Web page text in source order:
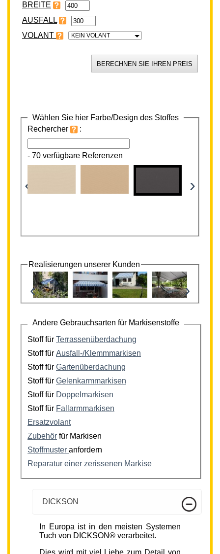
BREITE
VOLANT KEIN VOLANT
Wählen Sie hier Farbe/Design des Stoffes
Rechercher
:
- 70 verfügbare Referenzen
‹ ›
Realisierungen unserer Kunden
‹ ›
Andere Gebrauchsarten für Markisenstoffe
Stoff für Terrassenüberdachung
Stoff für Ausfall-/Klemmmarkisen
Stoff für Gartenüberdachung
Stoff für Gelenkarmmarkisen
Stoff für Doppelmarkisen
Stoff für Fallarmmarkisen
Ersatzvolant
Zubehör für Markisen
Stoffmuster anfordern
Reparatur einer zerissenen Markise
DICKSON
In Europa ist in den meisten Systemen
Tuch von DICKSON® verarbeitet.
Dies wird mit viel Liebe zum Detail von